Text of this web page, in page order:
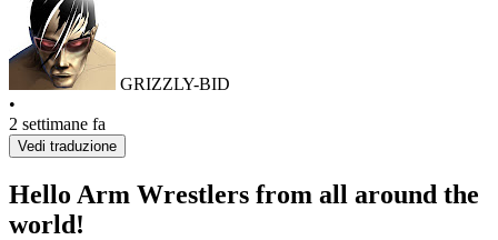
GRIZZLY-BID
•
2 settimane fa
Vedi traduzione
Hello Arm Wrestlers from all around the
world!